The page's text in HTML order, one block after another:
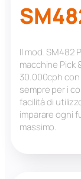
Il mod. SM482
macchine Pick
30.000cph
sempre per i
facilità di
imparare ogni
massimo.